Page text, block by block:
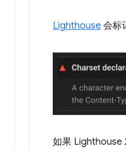
Lighthouse 会标
如果 Lighthouse